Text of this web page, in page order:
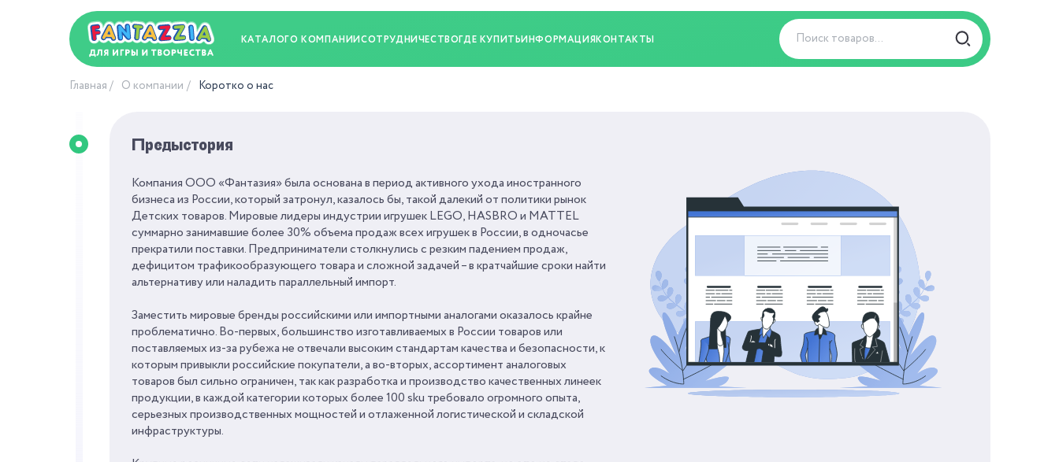
КАТАЛОГО КОМПАНИИСОТРУДНИЧЕСТВОГДЕ КУПИТЬИНФОРМАЦИЯКОНТАКТЫ
Главная О компании Коротко о нас
Предыстория
Компания ООО «Фантазия» была основана в период активного ухода иностранного
бизнеса из России, который затронул, казалось бы, такой далекий от политики рынок
Детских товаров. Мировые лидеры индустрии игрушек LEGO, HASBRO и MATTEL
суммарно занимавшие более 30% объема продаж всех игрушек в России, в одночасье
прекратили поставки. Предприниматели столкнулись с резким падением продаж,
дефицитом трафикообразующего товара и сложной задачей – в кратчайшие сроки найти
альтернативу или наладить параллельный импорт.
Заместить мировые бренды российскими или импортными аналогами оказалось крайне
проблематично. Во-первых, большинство изготавливаемых в России товаров или
поставляемых из-за рубежа не отвечали высоким стандартам качества и безопасности, к
которым привыкли российские покупатели, а во-вторых, ассортимент аналоговых
товаров был сильно ограничен, так как разработка и производство качественных линеек
продукции, в каждой категории которых более 100 sku требовало огромного опыта,
серьезных производственных мощностей и отлаженной логистической и складской
инфраструктуры.